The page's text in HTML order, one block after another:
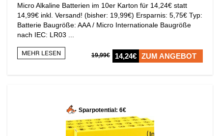
Micro Alkaline Batterien im 10er Karton für 14,24€ statt
14,99€ inkl. Versand! (bisher: 19,99€) Ersparnis: 5,75€ Typ:
Batterie Baugröße: AAA / Micro Internationale Baugröße
nach IEC: LR03 ...
MEHR LESEN 19,99€ 14,24€ ZUM ANGEBOT
Sparpotential: 6€